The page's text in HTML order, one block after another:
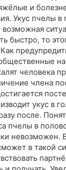
и
Укус пчелы
возможная
быстро, то
человека
члена
укус в
после.
пчелы в
невозможен.
в такой